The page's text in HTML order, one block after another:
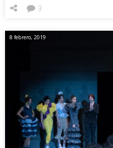
3
8 febrero, 2019